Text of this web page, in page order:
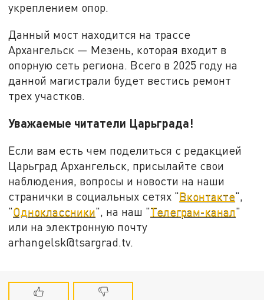
укреплением опор.
Данный мост находится на трассе
Архангельск — Мезень, которая входит в
опорную сеть региона. Всего в 2025 году на
данной магистрали будет вестись ремонт
трех участков.
Уважаемые читатели Царьграда!
Если вам есть чем поделиться с редакцией
Царьград Архангельск, присылайте свои
наблюдения, вопросы и новости на наши
странички в социальных сетях "Вконтакте",
"Одноклассники", на наш "Телеграм-канал"
или на электронную почту
arhangelsk@tsargrad.tv.